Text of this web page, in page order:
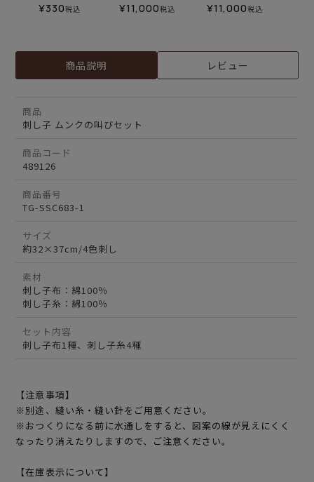
¥330税込 ¥11,000税込 ¥11,000税込
商品説明 レビュー
商品
刺し子 ムンクの叫びセット
商品コード
489126
商品番号
TG-SSC683-1
サイズ
約32×37cm/4色刺し
素材
刺し子布：綿100％
刺し子糸：綿100％
セット内容
刺し子布1種、刺し子糸4種
【注意事項】
※別途、縫い糸・縫い針をご用意ください。
※おつくりになる前に水通しをすると、図案の線が見えにくく
なったり消えたりしますので、ご注意ください。
【在庫表示について】